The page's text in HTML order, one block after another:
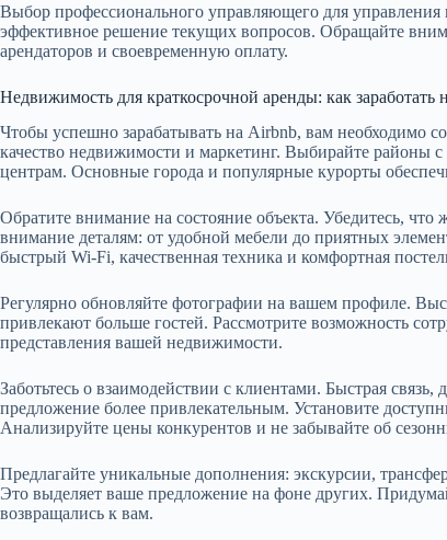
Выбор профессионального управляющего для
эффективное решение текущих вопросов. Обращайте
арендаторов и своевременную оплату.
Недвижимость для краткосрочной аренды: как заработать
Чтобы успешно зарабатывать на Airbnb, вам необходимо
качество недвижимости и маркетинг. Выбирайте районы
центрам. Основные города и популярные курорты
Обратите внимание на состояние объекта. Убедитесь,
внимание деталям: от удобной мебели до приятных
быстрый Wi-Fi, качественная техника и комфортная
Регулярно обновляйте фотографии на вашем профиле.
привлекают больше гостей. Рассмотрите возможность
представления вашей недвижимости.
Заботьтесь о взаимодействии с клиентами. Быстрая
предложение более привлекательным. Установите
Анализируйте цены конкурентов и не забывайте об
Предлагайте уникальные дополнения: экскурсии,
Это выделяет ваше предложение на фоне других.
возвращались к вам.